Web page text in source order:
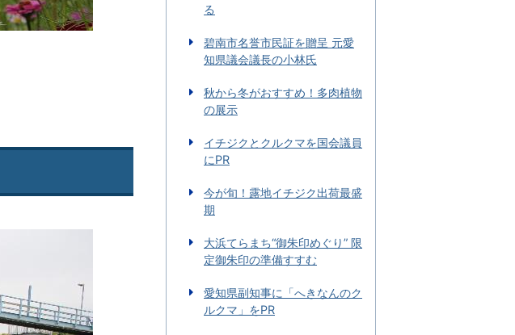
る
碧南市名誉市民証を贈呈 元愛
知県議会議長の小林氏
秋から冬がおすすめ！多肉植物
の展示
イチジクとクルクマを国会議員
にPR
今が旬！露地イチジク出荷最盛
期
大浜てらまち“御朱印めぐり” 限
定御朱印の準備すすむ
愛知県副知事に「へきなんのク
ルクマ」をPR